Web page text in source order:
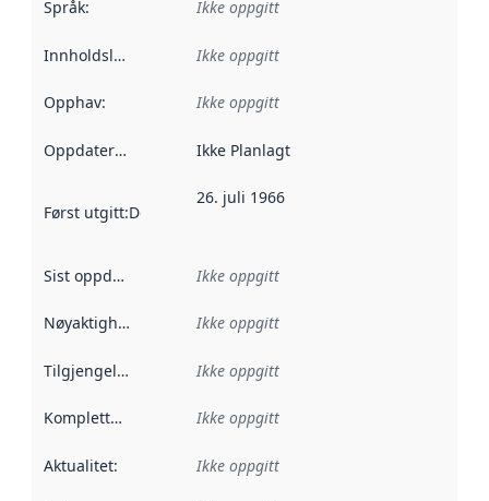
Språk: Ikke oppgitt
Innholdsleverandører :
Ikke oppgitt
Opphav: Ikke oppgitt
Oppdateringsfrekvens :
Ikke Planlagt
Først utgitt:Denne datoen sier når dataene i dette
26. juli 1966
Sist oppdatert Ikke oppgitt
Nøyaktighet Ikke oppgitt
Tilgjengelighet Ikke oppgitt
Kompletthet Ikke oppgitt
Aktualitet: Ikke oppgitt